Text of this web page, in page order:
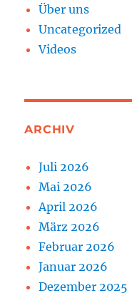
Über uns
Uncategorized
Videos
ARCHIV
Juli 2026
Mai 2026
April 2026
März 2026
Februar 2026
Januar 2026
Dezember 2025